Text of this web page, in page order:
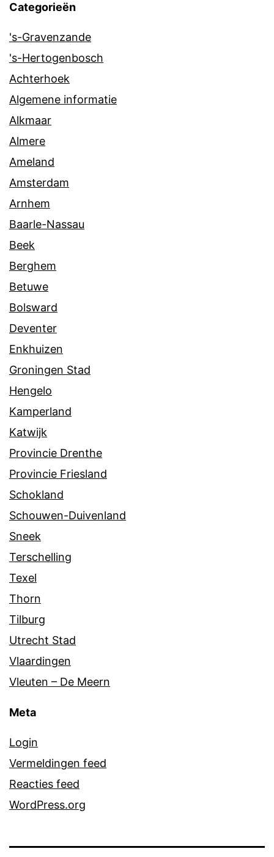
Categorieën
's-Gravenzande
's-Hertogenbosch
Achterhoek
Algemene informatie
Alkmaar
Almere
Ameland
Amsterdam
Arnhem
Baarle-Nassau
Beek
Berghem
Betuwe
Bolsward
Deventer
Enkhuizen
Groningen Stad
Hengelo
Kamperland
Katwijk
Provincie Drenthe
Provincie Friesland
Schokland
Schouwen-Duivenland
Sneek
Terschelling
Texel
Thorn
Tilburg
Utrecht Stad
Vlaardingen
Vleuten – De Meern
Meta
Login
Vermeldingen feed
Reacties feed
WordPress.org